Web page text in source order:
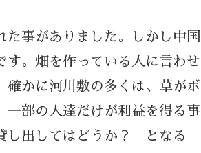
事がありました。しかし中国
す。畑を作っている人に言わせ
確かに河川敷の多くは、草がボ
一部の人達だけが利益を得る事
し出してはどうか？ となる